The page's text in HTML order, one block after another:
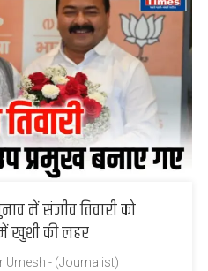
में संजीव तिवारी को
में खुशी की लहर
Umesh - (Journalist)